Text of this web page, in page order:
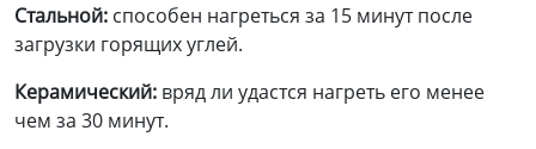
Стальной: способен нагреться за 15 минут после
загрузки горящих углей.
Керамический: вряд ли удастся нагреть его менее
чем за 30 минут.